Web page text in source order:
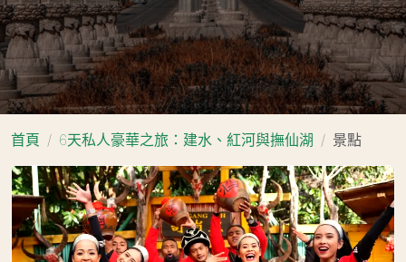
首頁 6天私人豪華之旅：建水、紅河與撫仙湖 景點